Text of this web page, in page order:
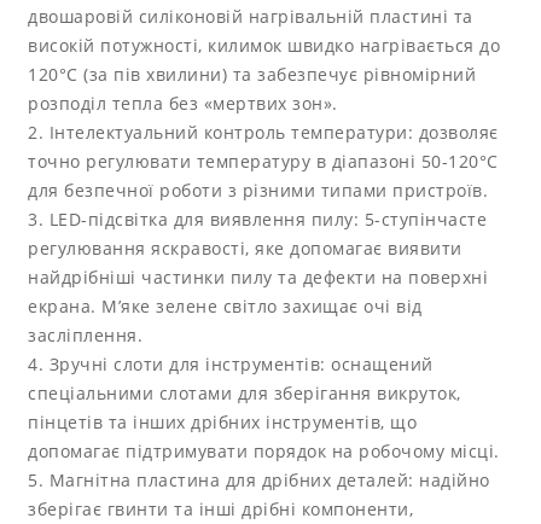
двошаровій силіконовій нагрівальній пластині та
високій потужності, килимок швидко нагрівається до
120°C (за пів хвилини) та забезпечує рівномірний
розподіл тепла без «мертвих зон».
2. Інтелектуальний контроль температури: дозволяє
точно регулювати температуру в діапазоні 50-120°C
для безпечної роботи з різними типами пристроїв.
3. LED-підсвітка для виявлення пилу: 5-ступінчасте
регулювання яскравості, яке допомагає виявити
найдрібніші частинки пилу та дефекти на поверхні
екрана. М’яке зелене світло захищає очі від
засліплення.
4. Зручні слоти для інструментів: оснащений
спеціальними слотами для зберігання викруток,
пінцетів та інших дрібних інструментів, що
допомагає підтримувати порядок на робочому місці.
5. Магнітна пластина для дрібних деталей: надійно
зберігає гвинти та інші дрібні компоненти,